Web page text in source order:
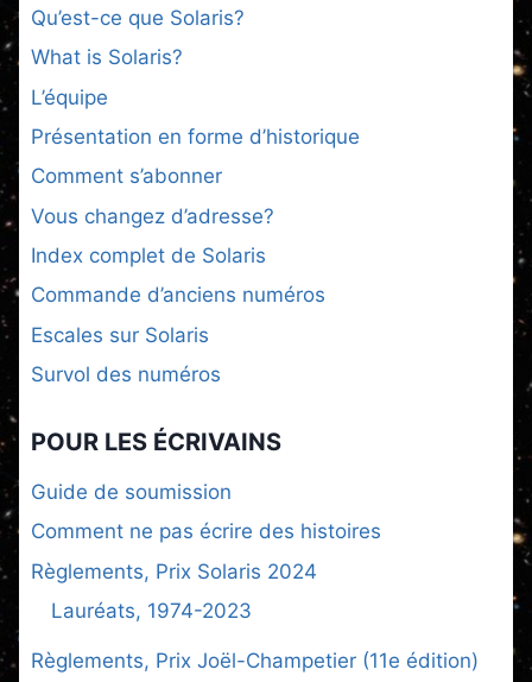
Qu’est-ce que Solaris?
What is Solaris?
L’équipe
Présentation en forme d’historique
Comment s’abonner
Vous changez d’adresse?
Index complet de Solaris
Commande d’anciens numéros
Escales sur Solaris
Survol des numéros
POUR LES ÉCRIVAINS
Guide de soumission
Comment ne pas écrire des histoires
Règlements, Prix Solaris 2024
Lauréats, 1974-2023
Règlements, Prix Joël-Champetier (11e édition)